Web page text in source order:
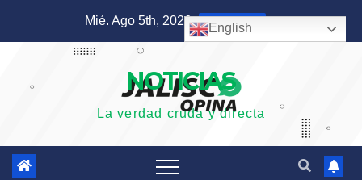
Mié. Ago 5th, 2026 6:29:21 PM
NOTICIAS
La verdad cruda y directa
English